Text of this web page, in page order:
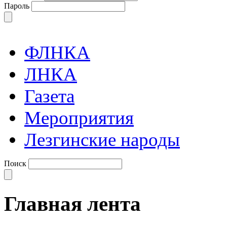
Пароль
ФЛНКА
ЛНКА
Газета
Мероприятия
Лезгинские народы
Поиск
Главная лента